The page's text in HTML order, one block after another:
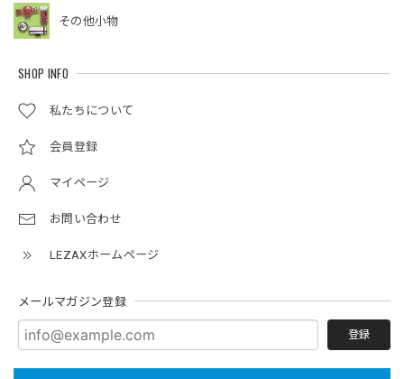
その他小物
SHOP INFO
私たちについて
会員登録
マイページ
お問い合わせ
LEZAXホームページ
メールマガジン登録
登録